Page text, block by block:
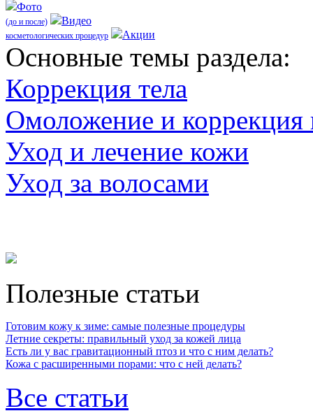
Фото
(до и после) Видео
косметологических процедур Акции
Оcновные темы раздела:
Коррекция тела
Омоложение и коррекция
Уход и лечение кожи
Уход за волосами
Полезные статьи
Готовим кожу к зиме: самые полезные процедуры
Летние секреты: правильный уход за кожей лица
Есть ли у вас гравитационный птоз и что с ним делать?
Кожа с расширенными порами: что с ней делать?
Все статьи